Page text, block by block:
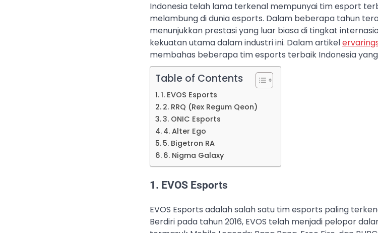
Indonesia telah lama terkenal mempunyai tim esport
melambung di dunia esports. Dalam beberapa tahun
menunjukkan prestasi yang luar biasa di tingkat
kekuatan utama dalam industri ini. Dalam artikel
membahas beberapa tim esports terbaik Indonesia
Table of Contents
1. EVOS Esports
2. RRQ (Rex Regum Qeon)
3. ONIC Esports
4. Alter Ego
5. Bigetron RA
6. Nigma Galaxy
1. EVOS Esports
EVOS Esports adalah salah satu tim esports paling
Berdiri pada tahun 2016, EVOS telah menjadi pelopor